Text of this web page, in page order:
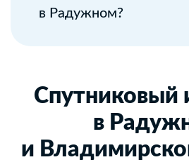
в Радужном?
Спутниковый
в
и